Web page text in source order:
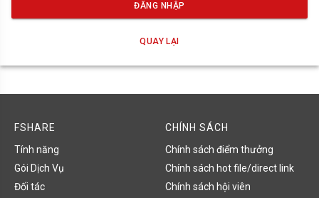
ĐĂNG NHẬP
QUAY LẠI
FSHARE
Tính năng
Gói Dịch Vụ
Đối tác
CHÍNH SÁCH
Chính sách điểm thưởng
Chính sách hot file/direct link
Chính sách hội viên